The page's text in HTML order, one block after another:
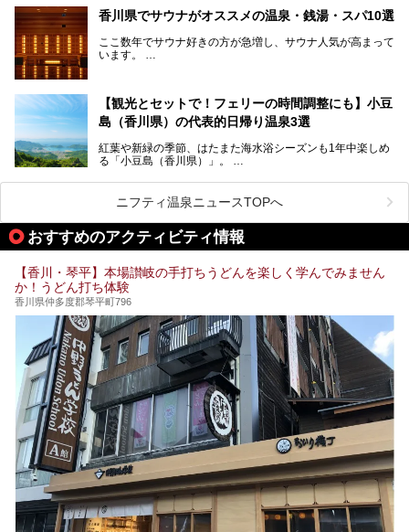
四国唯一の国営公園であり、広さは東京ディズニーランド７
個分！（350ha）
園内にはキャンプ場もあり、レンタサイクルで外周をぐるっ
と一周することもできます。
そんな国営讃岐まんのう公園は園内に温泉がありません。
つご紹介しますね。
香川県でサウナがオススメの温泉・銭湯・スパ10選
ここ数年でサウナ好きの方が急増し、サウナ人気が高まって
います。
設を紹介します。
ぜひ香川県に住んでいる方や訪れる予定のある方は、香川の
サウナ施設を行ってみましょう！
【観光とセットで！フェリーの時間調整にも】小豆
島（香川県）の代表的日帰り温泉3選
紅葉や新緑の季節、はたまた海水浴シーズンも1年中楽しめ
る「小豆島（香川県）」。
1周すると82kmもあることから、西と東・南と北ではまっ
たく風景がちがいます。
この記事では西・東・中間くらいの位置にある、小豆島を代
表する３つの大人気温泉をご紹介します。
ュー！お楽しみに。
ニフティ温泉ニュースTOPへ
おすすめのアクティビティ情報
【香川・琴平】本場讃岐の手打ちうどんを楽しく学んでみません
か！うどん打ち体験
香川県仲多度郡琴平町796